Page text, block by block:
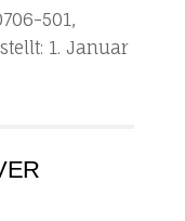
501,
1. Januar